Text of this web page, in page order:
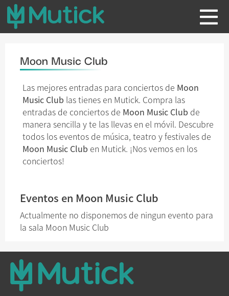
Moon Music Club
Las mejores entradas para conciertos de Moon
Music Club las tienes en Mutick. Compra las
entradas de conciertos de Moon Music Club de
manera sencilla y te las llevas en el móvil. Descubre
todos los eventos de música, teatro y festivales de
Moon Music Club en Mutick. ¡Nos vemos en los
conciertos!
Eventos en Moon Music Club
Actualmente no disponemos de ningun evento para
la sala Moon Music Club